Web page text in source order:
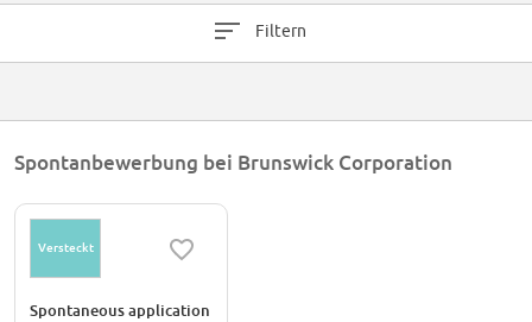
Filtern
Spontanbewerbung bei Brunswick Corporation
Versteckt
Spontaneous application